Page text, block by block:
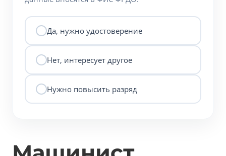
Да, нужно удостоверение
Нет, интересует другое
Нужно повысить разряд